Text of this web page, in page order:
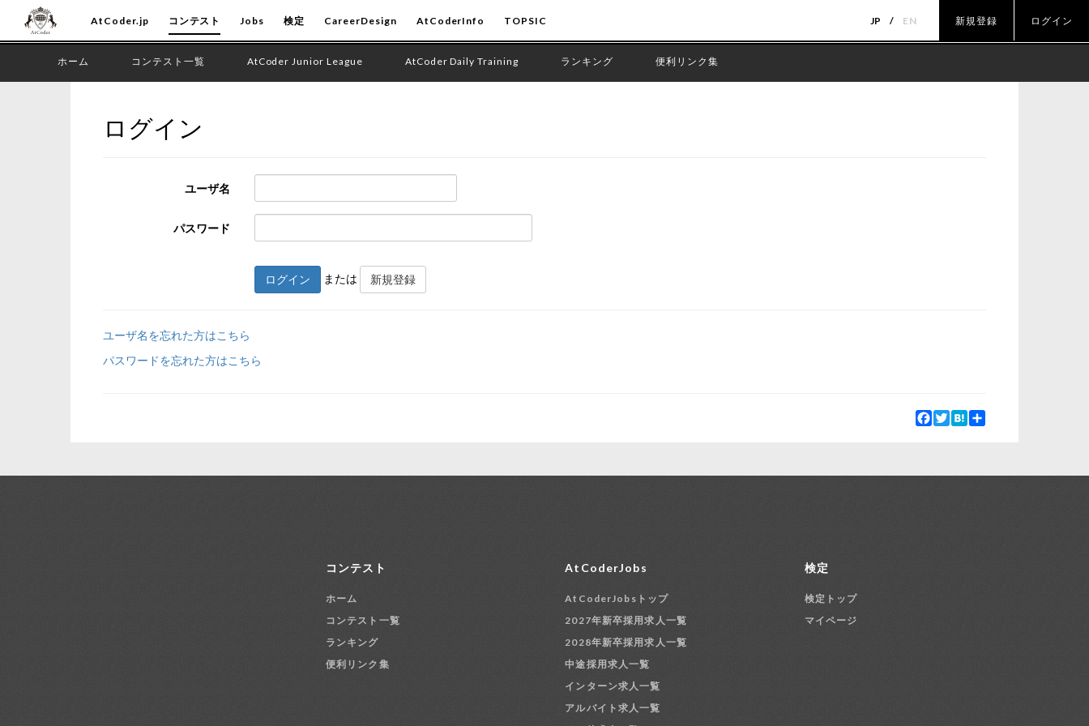
AtCoder.jp コンテスト Jobs 検定 CareerDesign AtCoderInfo TOPSIC JP EN 新規登録 ログイン
ホーム コンテスト一覧 AtCoder Junior League AtCoder Daily Training ランキング 便利リンク集
ログイン
ユーザ名
パスワード
ログイン または 新規登録
ユーザ名を忘れた方はこちら
パスワードを忘れた方はこちら
Facebook
Twitter
Hatena
コンテスト
ホーム
コンテスト一覧
ランキング
便利リンク集
AtCoderJobs
AtCoderJobsトップ
2027年新卒採用求人一覧
2028年新卒採用求人一覧
中途採用求人一覧
インターン求人一覧
アルバイト求人一覧
検定
検定トップ
マイページ